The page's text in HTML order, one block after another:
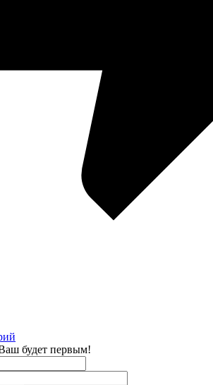
будет первым!